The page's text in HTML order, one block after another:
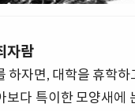
자람
하자면, 대학을 휴학
보다 특이한 모양새에